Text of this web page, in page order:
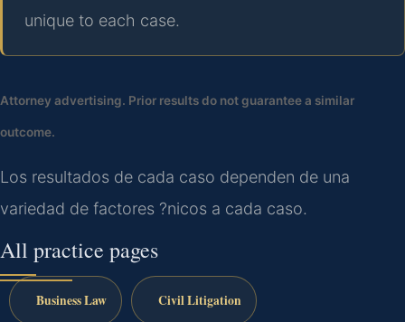
unique to each case.
Attorney advertising. Prior results do not guarantee a similar
outcome.
Los resultados de cada caso dependen de una
variedad de factores ?nicos a cada caso.
All practice pages
Business Law Civil Litigation